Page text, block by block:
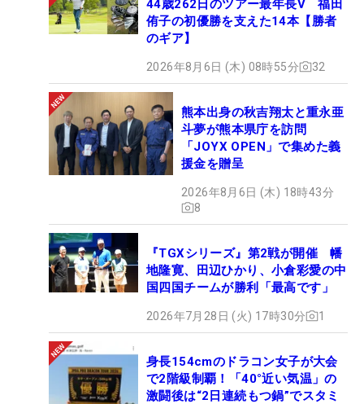
44歳262日のツアー最年長V 福田
侑子の初優勝を支えた14本【勝者
のギア】
2026年8月6日 (木) 08時55分 32
熊本出身の秋吉翔太と重永亜
斗夢が熊本県庁を訪問
「JOYX OPEN」で集めた義
援金を贈呈
2026年8月6日 (木) 18時43分
8
『TGXシリーズ』第2戦が開催 幡
地隆寛、田辺ひかり、小倉彩愛の中
国四国チームが勝利「最高です」
2026年7月28日 (火) 17時30分 1
身長154cmのドラコン女子が大会
で2階級制覇！「40°近い気温」の
激闘後は“2日連続もつ鍋”でスタミ